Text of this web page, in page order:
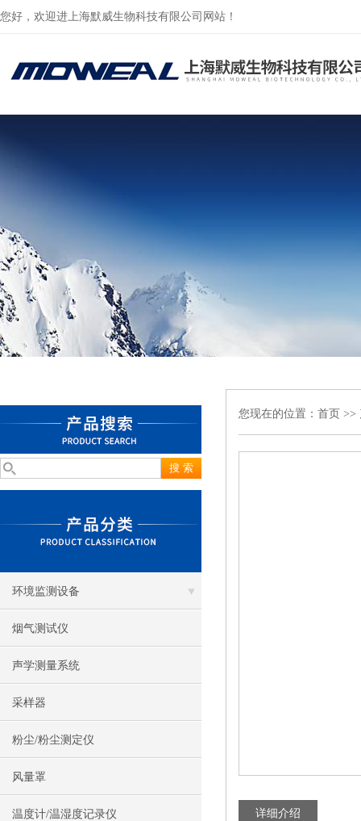
您好，欢迎进上海默威生物科技有限公司网站！
环境监测设备
烟气测试仪
声学测量系统
采样器
粉尘/粉尘测定仪
风量罩
温度计/温湿度记录仪
您现在的位置： 首页 >>
详细介绍